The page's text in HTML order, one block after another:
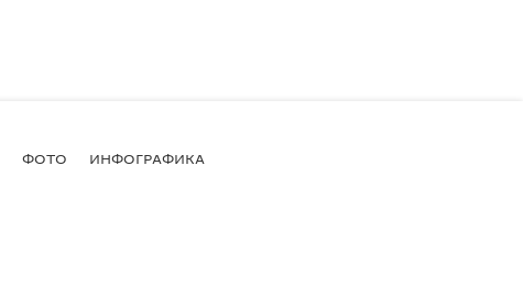
ФОТО ИНФОГРАФИКА